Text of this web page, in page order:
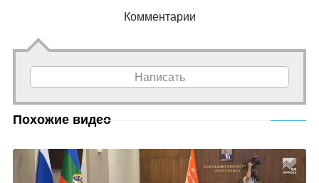
Комментарии
Написать
Похожие видео